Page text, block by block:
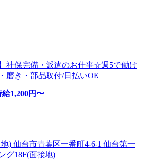
】社保完備・派遣のお仕事☆週5で働け
磨き・部品取付/日払いOK
給1,200円〜
) 仙台市青葉区一番町4-6-1 仙台第一
グ18F(面接地)